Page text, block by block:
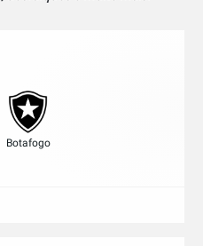
Botafogo